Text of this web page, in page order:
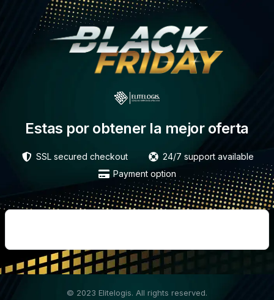
Estas por obtener la mejor oferta
SSL secured checkout
24/7 support available
Payment option
© 2023 Elitelogis. All rights reserved.